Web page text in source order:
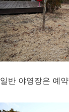
일반 야영장은 예